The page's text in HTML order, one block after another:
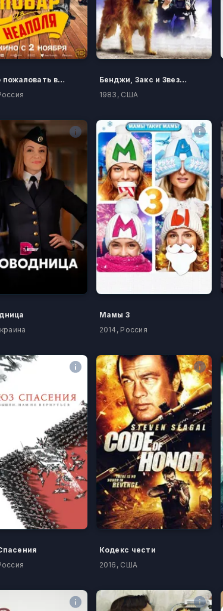
Добро пожаловать в семью: Повар из Неаполя
Бенджи, Закс и Звездный Принц
1983, США
Мамы 3
2014, Россия
Кодекс чести
2016, США